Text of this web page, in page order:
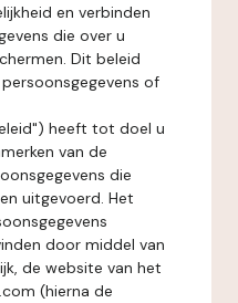
en verbinden
die over u
Dit beleid
of
heeft tot doel u
van de
die
uitgevoerd. Het
door middel van
de website van het
(hierna de